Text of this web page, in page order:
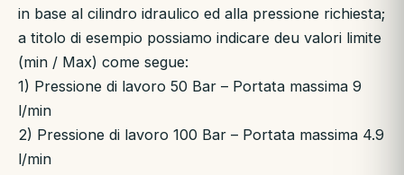
in base al cilindro idraulico ed alla pressione richiesta;
a titolo di esempio possiamo indicare deu valori limite
(min / Max) come segue:
1) Pressione di lavoro 50 Bar – Portata massima 9
l/min
2) Pressione di lavoro 100 Bar – Portata massima 4.9
l/min